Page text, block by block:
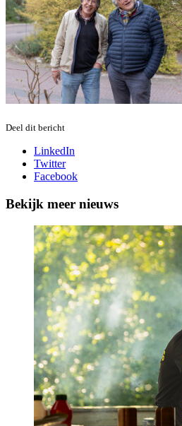
Deel dit bericht
LinkedIn
Twitter
Facebook
Bekijk meer nieuws